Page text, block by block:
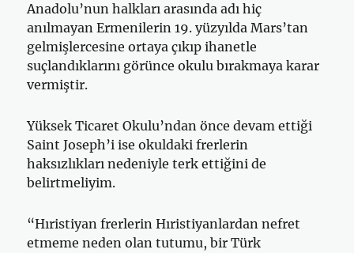
Anadolu’nun halkları arasında adı hiç
anılmayan Ermenilerin 19. yüzyılda Mars’tan
gelmişlercesine ortaya çıkıp ihanetle
suçlandıklarını görünce okulu bırakmaya karar
vermiştir.
Yüksek Ticaret Okulu’ndan önce devam ettiği
Saint Joseph’i ise okuldaki frerlerin
haksızlıkları nedeniyle terk ettiğini de
belirtmeliyim.
“Hıristiyan frer­lerin Hıristiyanlardan nefret
etmeme neden olan tutumu, bir Türk